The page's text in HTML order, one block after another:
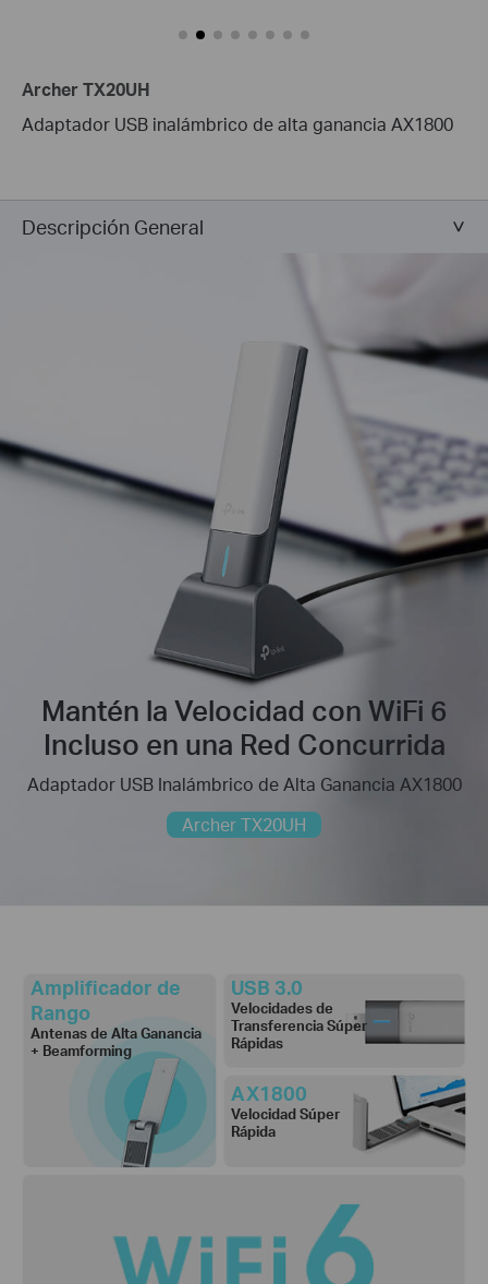
Archer TX20UH
Adaptador USB inalámbrico de alta ganancia AX1800
Descripción General
Mantén la Velocidad con WiFi 6
Incluso en una Red Concurrida
Adaptador USB Inalámbrico de Alta Ganancia AX1800
Archer TX20UH
AX1800
Velocidad Súper
Rápida
Amplificador de
Rango
Antenas de Alta Ganancia
+ Beamforming
USB 3.0
Velocidades de
Transferencia Súper
Rápidas